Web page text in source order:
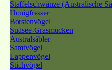
Staffelschwänze (Australische
Honigfresser
Borstenvögel
Südsee-Grasmücken
Australsäbler
Samtvögel
Lappenvögel
Stichvögel